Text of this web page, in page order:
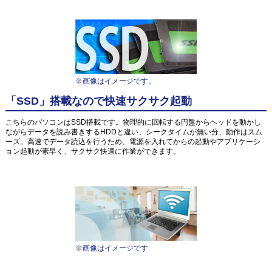
※画像はイメージです。
「SSD」搭載なので快速サクサク起動
こちらのパソコンはSSD搭載です。物理的に回転する円盤からヘッドを動かし
ながらデータを読み書きするHDDと違い、シークタイムが無い分、動作はスム
ーズ。高速でデータ読込を行うため、電源を入れてからの起動やアプリケーシ
ョン起動が素早く、サクサク快適に作業ができます。
※画像はイメージです